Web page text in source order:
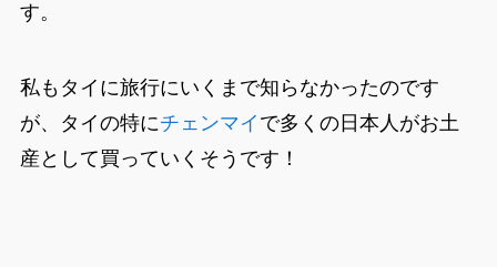
す。
私もタイに旅行にいくまで知らなかったのです
が、タイの特にチェンマイ で多くの日本人がお土
産として買っていくそうです！